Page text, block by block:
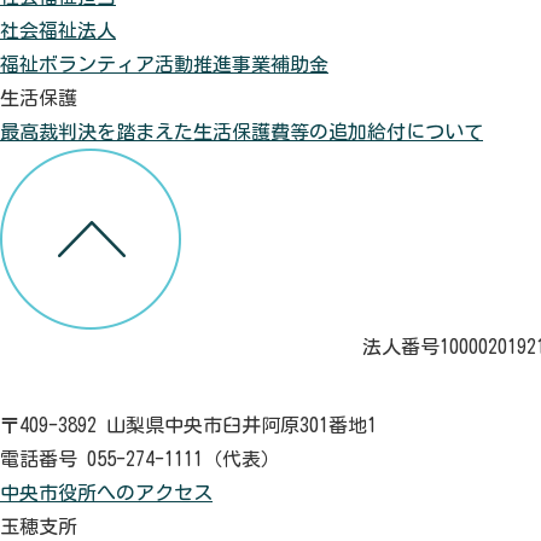
社会福祉法人
福祉ボランティア活動推進事業補助金
生活保護
最高裁判決を踏まえた生活保護費等の追加給付について
法人番号
〒409-3892 山梨県中央市臼井阿原301番地1
電話番号 055-274-1111（代表）
中央市役所へのアクセス
玉穂支所